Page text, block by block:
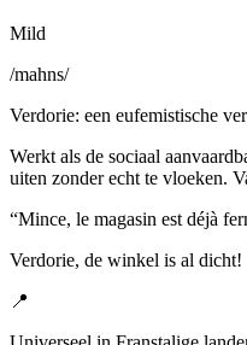
Mild
/mahns/
Verdorie: een eufemistische
Werkt als de sociaal
uiten zonder echt te vloeken.
“Mince, le magasin est déjà
Verdorie, de winkel is al dicht!
📍